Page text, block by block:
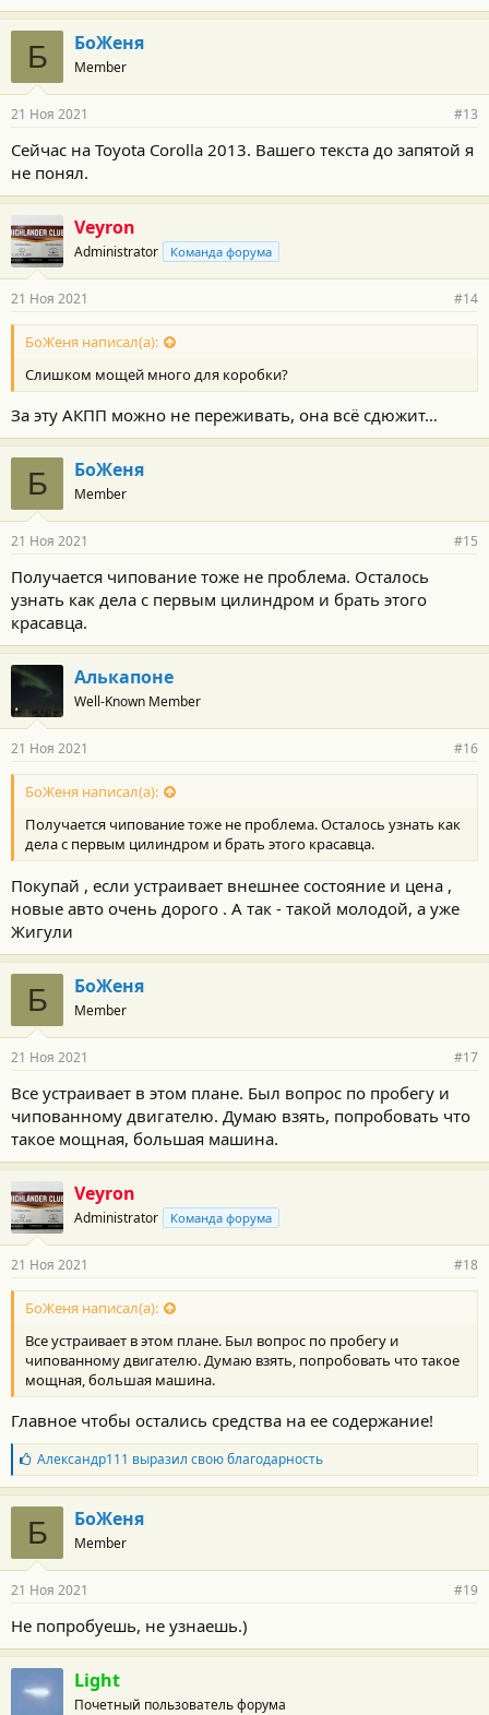
Б БоЖеня
Member
21 Ноя 2021 #13
Сейчас на Toyota Corolla 2013. Вашего текста до запятой я
не понял.
Veyron
Administrator Команда форума
21 Ноя 2021 #14
БоЖеня написал(а):
Слишком мощей много для коробки?
За эту АКПП можно не переживать, она всё сдюжит…
Б БоЖеня
Member
21 Ноя 2021 #15
Получается чипование тоже не проблема. Осталось
узнать как дела с первым цилиндром и брать этого
красавца.
Алькапоне
Well-Known Member
21 Ноя 2021 #16
БоЖеня написал(а):
Получается чипование тоже не проблема. Осталось узнать как
дела с первым цилиндром и брать этого красавца.
Покупай , если устраивает внешнее состояние и цена ,
новые авто очень дорого . А так - такой молодой, а уже
Жигули
Б БоЖеня
Member
21 Ноя 2021 #17
Все устраивает в этом плане. Был вопрос по пробегу и
чипованному двигателю. Думаю взять, попробовать что
такое мощная, большая машина.
Veyron
Administrator Команда форума
21 Ноя 2021 #18
БоЖеня написал(а):
Все устраивает в этом плане. Был вопрос по пробегу и
чипованному двигателю. Думаю взять, попробовать что такое
мощная, большая машина.
Главное чтобы остались средства на ее содержание!
Б
л
а
г
о
д
а
н
с
т
и
:
Александр111 выразил свою благодарность
Б БоЖеня
Member
21 Ноя 2021 #19
Не попробуешь, не узнаешь.)
Light
Почетный пользователь форума